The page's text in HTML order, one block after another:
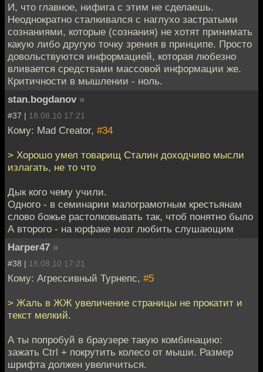
И, что главное, нифига с этим не сделаешь.
Неоднократно сталкивался с наглухо застратыми
сознаниями, которые (сознания) не хотят принимать
какую либо другую точку зрения в принципе. Просто
довольствуются информацией, которая любезно
вливается средствами массовой информации же.
Критичности в мышлении - ноль.
stan.bogdanov »
#37 | 18.08.10 17:21
Кому: Mad Creator, #34
> Хорошо умел товарищ Сталин доходчиво мысли
излагать, не то что
Дык кого чему учили.
Одного - в семинарии малограмотным крестьянам
слово божье растолковывать так, чтоб понятно было
А второго - на юрфаке мозг любить слушающим
Harper47 »
#38 | 18.08.10 17:21
Кому: Агрессивный Турнепс, #5
> Жаль в ЖЖ увеличение страницы не прокатит и
текст мелкий.
А ты попробуй в браузере такую комбинацию:
зажать Ctrl + покрутить колесо от мыши. Размер
шрифта должен увеличиться.